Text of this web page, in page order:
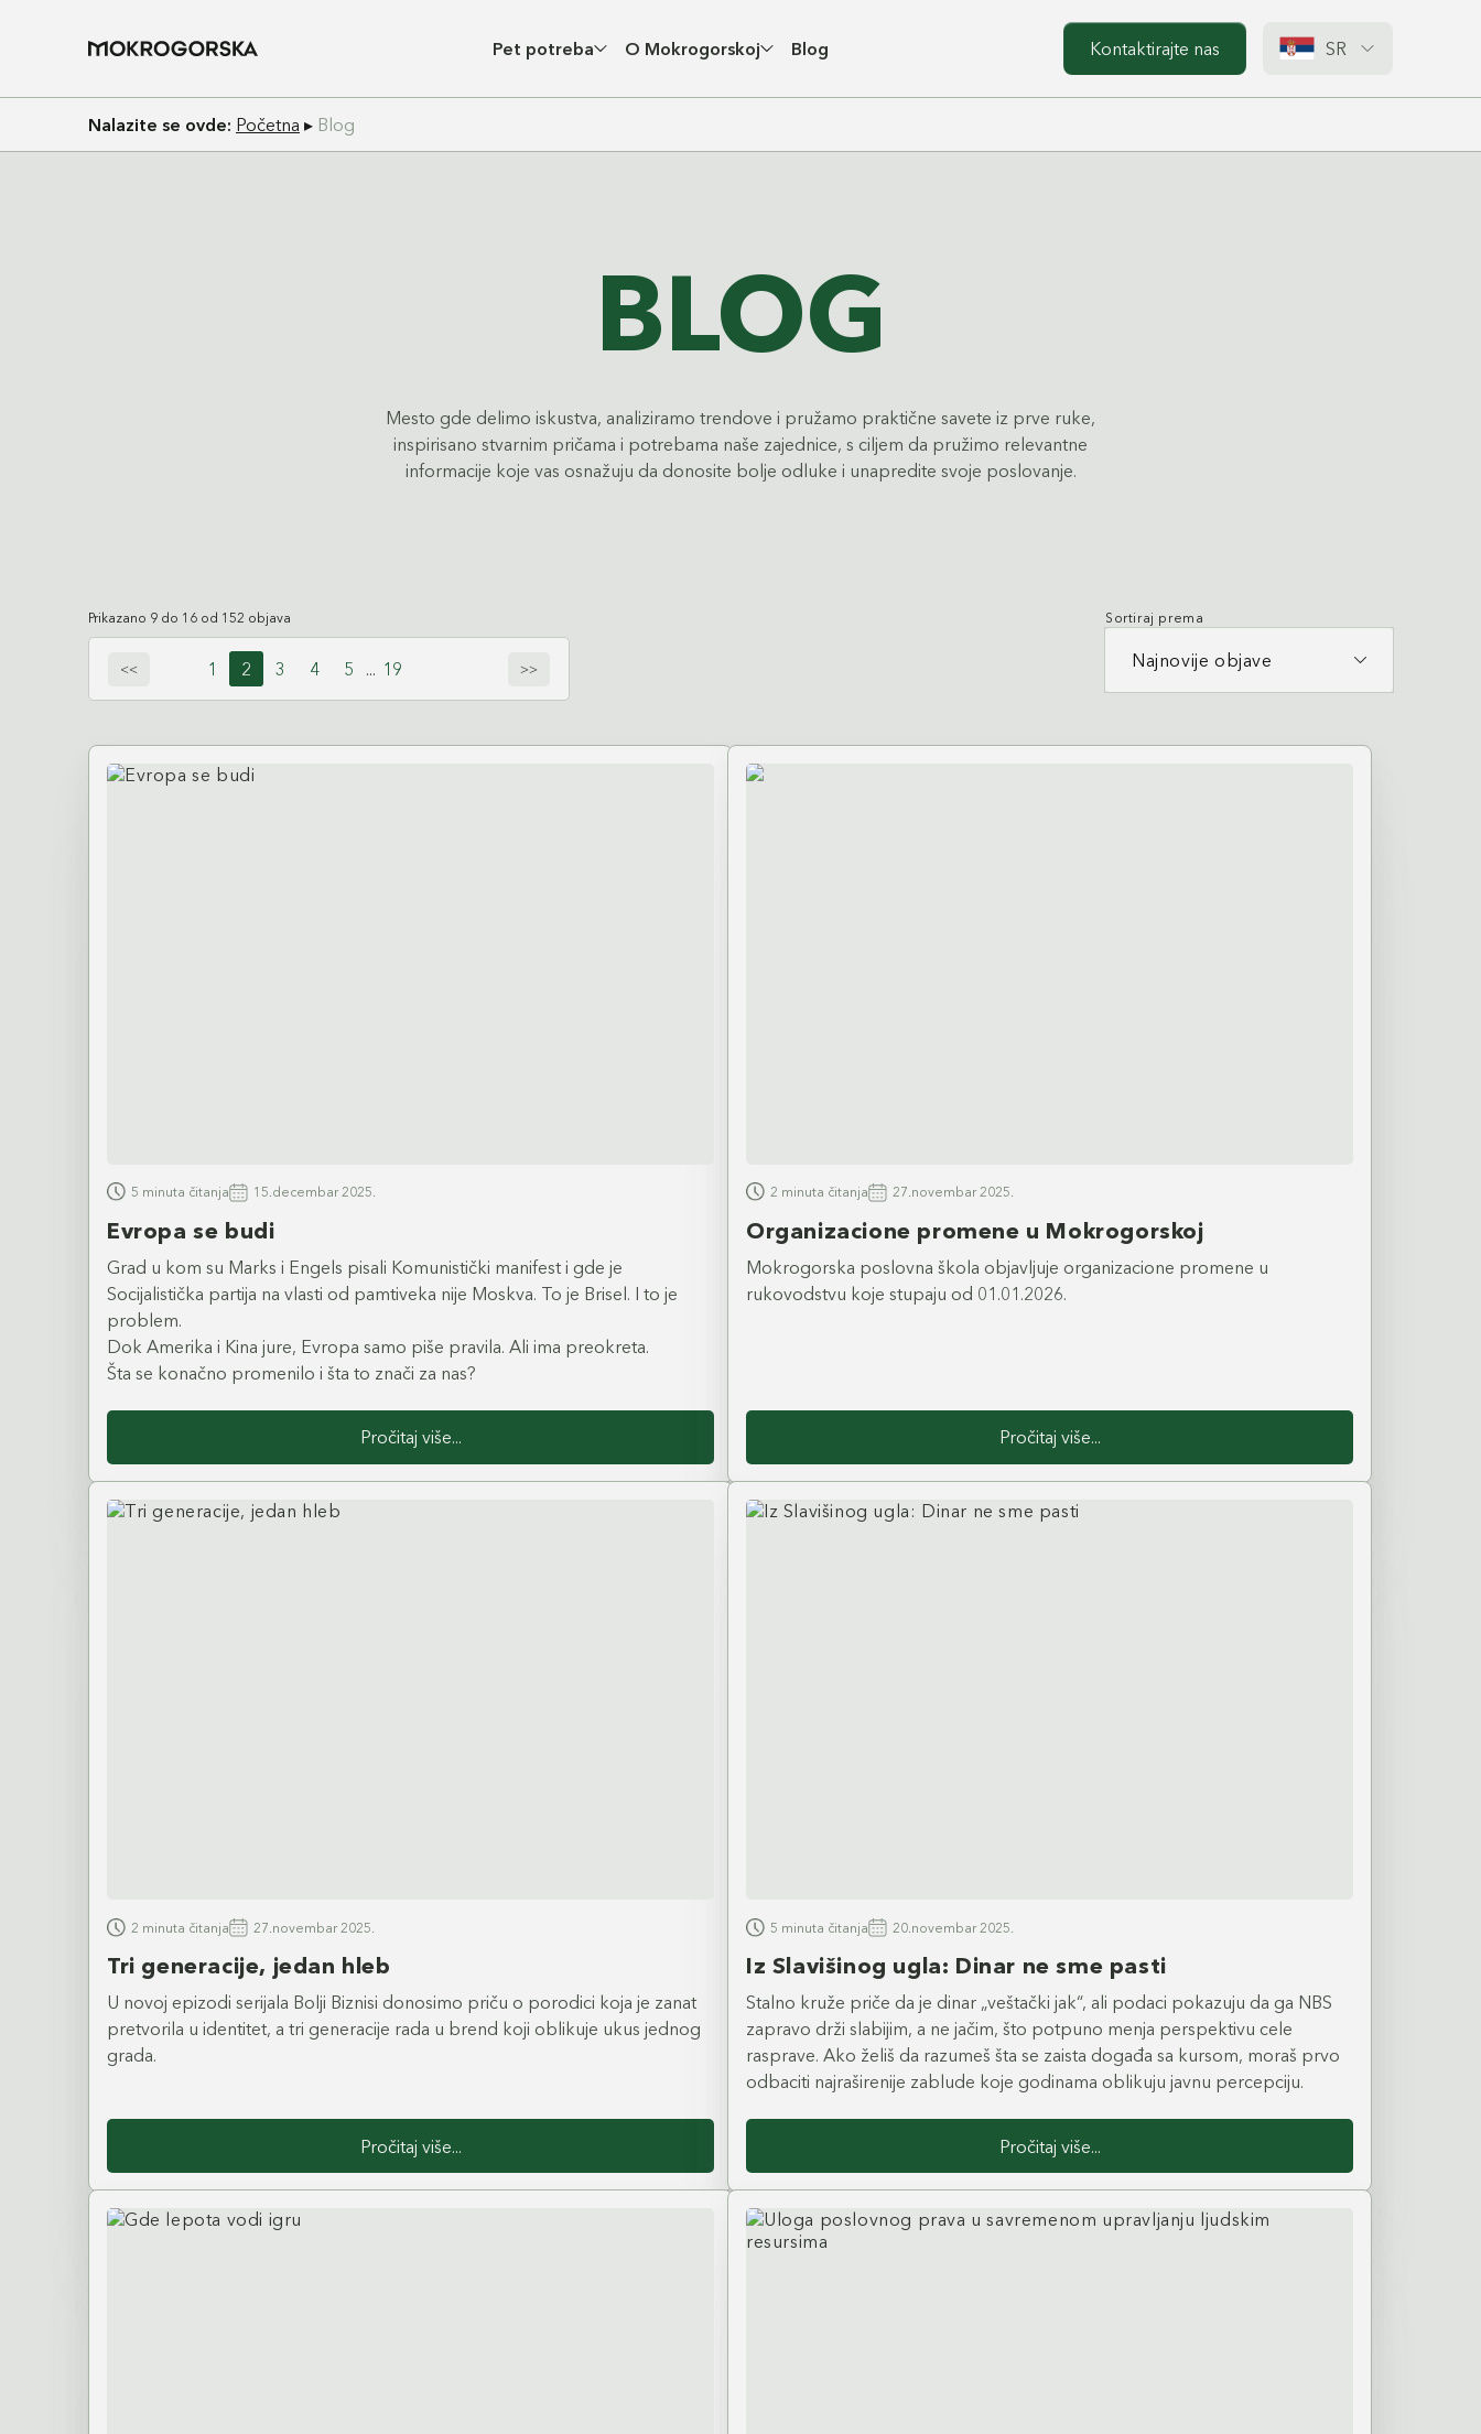
Pet potreba O Mokrogorskoj Blog Kontaktirajte nas SR
Nalazite se ovde: Početna ▸ Blog
BLOG
Mesto gde delimo iskustva, analiziramo trendove i pružamo praktične savete iz prve ruke,
inspirisano stvarnim pričama i potrebama naše zajednice, s ciljem da pružimo relevantne
informacije koje vas osnažuju da donosite bolje odluke i unapredite svoje poslovanje.
Prikazano 9 do 16 od 152 objava
1 2 3 4 5 ... 19
Sortiraj prema
Najnovije objave
5 minuta čitanja 15.decembar 2025.
Evropa se budi
Grad u kom su Marks i Engels pisali Komunistički manifest i gde je
Socijalistička partija na vlasti od pamtiveka nije Moskva. To je Brisel. I to je
problem.
Dok Amerika i Kina jure, Evropa samo piše pravila. Ali ima preokreta.
Šta se konačno promenilo i šta to znači za nas?
Pročitaj više...
2 minuta čitanja 27.novembar 2025.
Organizacione promene u Mokrogorskoj
Mokrogorska poslovna škola objavljuje organizacione promene u
rukovodstvu koje stupaju od 01.01.2026.
Pročitaj više...
2 minuta čitanja 27.novembar 2025.
Tri generacije, jedan hleb
U novoj epizodi serijala Bolji Biznisi donosimo priču o porodici koja je zanat
pretvorila u identitet, a tri generacije rada u brend koji oblikuje ukus jednog
grada.
Upoznajte Denisa, osnivača Pekare Denis, koji sa nama deli kako izgleda
kada se desetine godina iskustva, porodične vrednosti i beskompromisna
posvećenost kvalitetu pretvore u lokalni simbol.
Pročitaj više...
5 minuta čitanja 20.novembar 2025.
Iz Slavišinog ugla: Dinar ne sme pasti
Stalno kruže priče da je dinar „veštački jak“, ali podaci pokazuju da ga NBS
zapravo drži slabijim, a ne jačim, što potpuno menja perspektivu cele
rasprave. Ako želiš da razumeš šta se zaista događa sa kursom, moraš prvo
odbaciti najraširenije zablude koje godinama oblikuju javnu percepciju.
Pročitaj više...